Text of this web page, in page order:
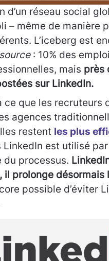
d’un réseau social
– même de manière
L’iceberg est
: 10% des
mais près
sur LinkedIn.
ce que les recruteurs
agences
restent les plus
est utilisé
du processus.
il prolonge désormais
possible d’éviter